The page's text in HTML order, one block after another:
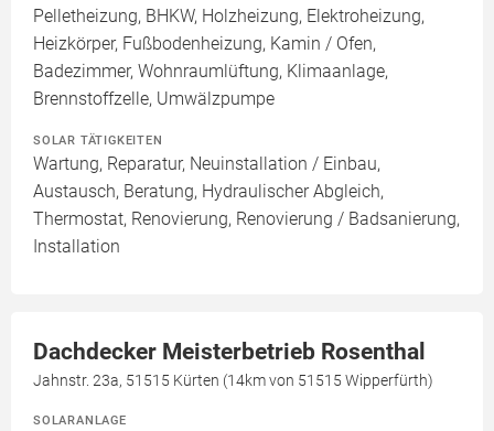
Pelletheizung, BHKW, Holzheizung, Elektroheizung,
Heizkörper, Fußbodenheizung, Kamin / Ofen,
Badezimmer, Wohnraumlüftung, Klimaanlage,
Brennstoffzelle, Umwälzpumpe
SOLAR TÄTIGKEITEN
Wartung, Reparatur, Neuinstallation / Einbau,
Austausch, Beratung, Hydraulischer Abgleich,
Thermostat, Renovierung, Renovierung / Badsanierung,
Installation
Dachdecker Meisterbetrieb Rosenthal
Jahnstr. 23a, 51515 Kürten (14km von 51515 Wipperfürth)
SOLARANLAGE